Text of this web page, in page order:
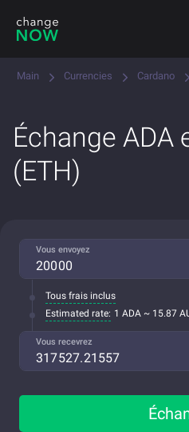
Main Currencies Cardano
Échange ADA
(ETH)
Vous envoyez
Tous frais inclus
Estimated rate: 1 ADA ~ 15.87
Vous recevrez